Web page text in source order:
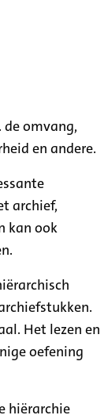
de omvang,
en andere.
archief,
kan ook
Het lezen en
oefening
hiërarchie